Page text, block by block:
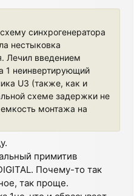
синхрогенератора
нестыковка
Лечил введением
1 неинвертирующий
U3 (также, как и
схеме задержки не
монтажа на
примитив
Почему-то так
так проще.